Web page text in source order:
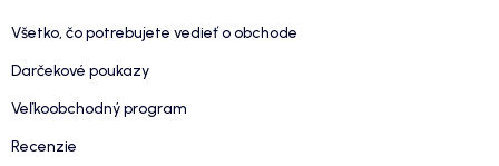
Všetko, čo potrebujete vedieť o obchode
Darčekové poukazy
Veľkoobchodný program
Recenzie